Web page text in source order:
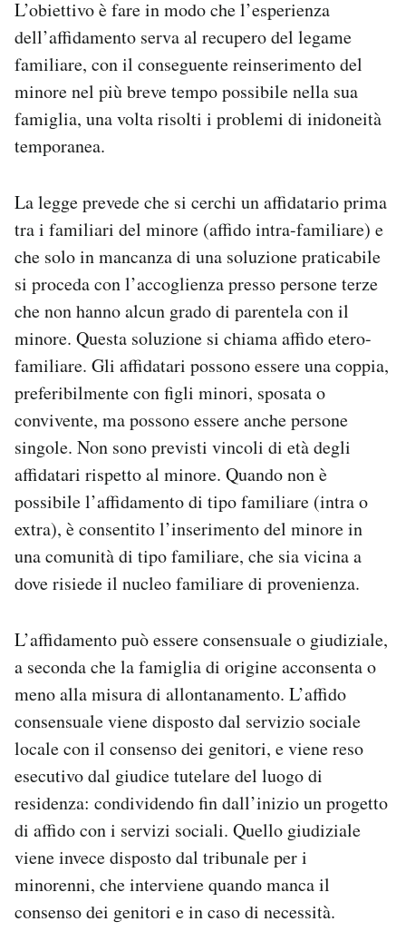
L’obiettivo è fare in modo che l’esperienza
dell’affidamento serva al recupero del legame
familiare, con il conseguente reinserimento del
minore nel più breve tempo possibile nella sua
famiglia, una volta risolti i problemi di inidoneità
temporanea.
La legge prevede che si cerchi un affidatario prima
tra i familiari del minore (affido intra-familiare) e
che solo in mancanza di una soluzione praticabile
si proceda con l’accoglienza presso persone terze
che non hanno alcun grado di parentela con il
minore. Questa soluzione si chiama affido etero-
familiare. Gli affidatari possono essere una coppia,
preferibilmente con figli minori, sposata o
convivente, ma possono essere anche persone
singole. Non sono previsti vincoli di età degli
affidatari rispetto al minore. Quando non è
possibile l’affidamento di tipo familiare (intra o
extra), è consentito l’inserimento del minore in
una comunità di tipo familiare, che sia vicina a
dove risiede il nucleo familiare di provenienza.
L’affidamento può essere consensuale o giudiziale,
a seconda che la famiglia di origine acconsenta o
meno alla misura di allontanamento. L’affido
consensuale viene disposto dal servizio sociale
locale con il consenso dei genitori, e viene reso
esecutivo dal giudice tutelare del luogo di
residenza: condividendo fin dall’inizio un progetto
di affido con i servizi sociali. Quello giudiziale
viene invece disposto dal tribunale per i
minorenni, che interviene quando manca il
consenso dei genitori e in caso di necessità.